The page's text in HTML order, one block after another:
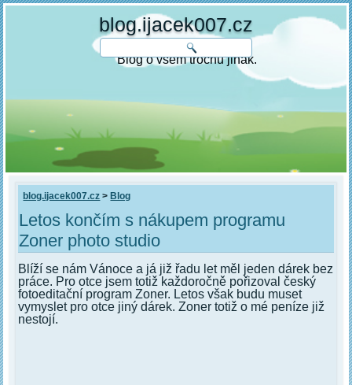
blog.ijacek007.cz
Blog o všem trochu jinak.
blog.ijacek007.cz > Blog
Letos končím s nákupem programu
Zoner photo studio
Blíží se nám Vánoce a já již řadu let měl jeden dárek bez
práce. Pro otce jsem totiž každoročně pořizoval český
fotoeditační program Zoner. Letos však budu muset
vymyslet pro otce jiný dárek. Zoner totiž o mé peníze již
nestojí.